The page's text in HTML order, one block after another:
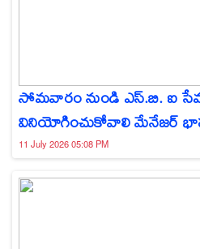
సోమవారం నుండి ఎస్.బి. ఐ
వినియోగించుకోవాలి మేనేజర్
11 July 2026 05:08 PM